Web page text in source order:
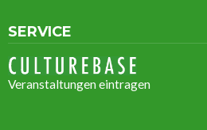
SERVICE
Veranstaltungen eintragen